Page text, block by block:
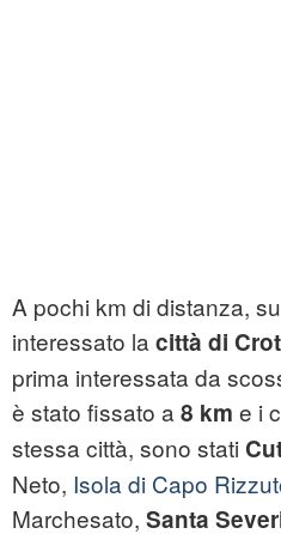
A pochi km di distanza,
interessato la città di
prima interessata da
è stato fissato a 8 km e i
stessa città, sono stati
Neto, Isola di Capo
Marchesato, Santa